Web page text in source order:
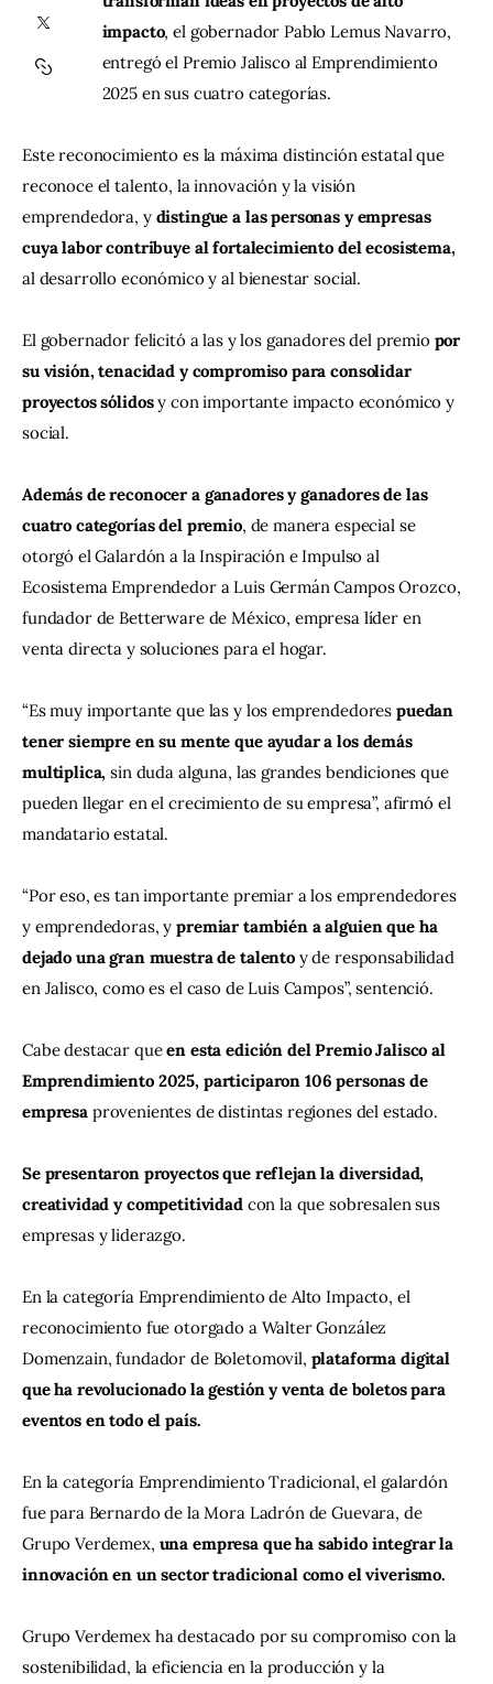
Contacto
impacto, el gobernador Pablo Lemus Navarro,
entregó el Premio Jalisco al Emprendimiento
2025 en sus cuatro categorías.
Este reconocimiento es la máxima distinción estatal que
reconoce el talento, la innovación y la visión
emprendedora, y distingue a las personas y empresas
cuya labor contribuye al fortalecimiento del ecosistema,
al desarrollo económico y al bienestar social.
El gobernador felicitó a las y los ganadores del premio por
su visión, tenacidad y compromiso para consolidar
proyectos sólidos y con importante impacto económico y
social.
Además de reconocer a ganadores y ganadores de las
cuatro categorías del premio, de manera especial se
otorgó el Galardón a la Inspiración e Impulso al
Ecosistema Emprendedor a Luis Germán Campos Orozco,
fundador de Betterware de México, empresa líder en
venta directa y soluciones para el hogar.
“Es muy importante que las y los emprendedores puedan
tener siempre en su mente que ayudar a los demás
multiplica, sin duda alguna, las grandes bendiciones que
pueden llegar en el crecimiento de su empresa”, afirmó el
mandatario estatal.
“Por eso, es tan importante premiar a los emprendedores
y emprendedoras, y premiar también a alguien que ha
dejado una gran muestra de talento y de responsabilidad
en Jalisco, como es el caso de Luis Campos”, sentenció.
Cabe destacar que en esta edición del Premio Jalisco al
Emprendimiento 2025, participaron 106 personas de
empresa provenientes de distintas regiones del estado.
Se presentaron proyectos que reflejan la diversidad,
creatividad y competitividad con la que sobresalen sus
empresas y liderazgo.
En la categoría Emprendimiento de Alto Impacto, el
reconocimiento fue otorgado a Walter González
Domenzain, fundador de Boletomovil, plataforma digital
que ha revolucionado la gestión y venta de boletos para
eventos en todo el país.
En la categoría Emprendimiento Tradicional, el galardón
fue para Bernardo de la Mora Ladrón de Guevara, de
Grupo Verdemex, una empresa que ha sabido integrar la
innovación en un sector tradicional como el viverismo.
Grupo Verdemex ha destacado por su compromiso con la
sostenibilidad, la eficiencia en la producción y la